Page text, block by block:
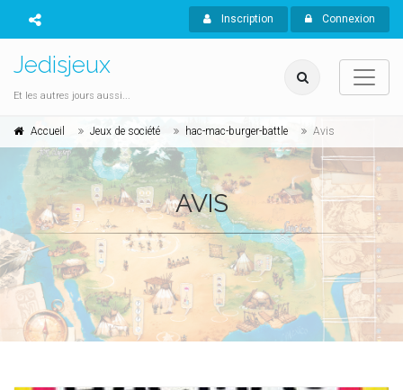
Inscription Connexion
Jedisjeux
Et les autres jours aussi...
Accueil Jeux de société hac-mac-burger-battle Avis
AVIS